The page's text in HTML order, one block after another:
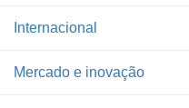
Internacional
Mercado e inovação